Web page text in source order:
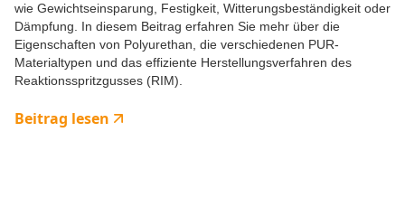
wie Gewichtseinsparung, Festigkeit, Witterungsbeständigkeit oder
Dämpfung. In diesem Beitrag erfahren Sie mehr über die
Eigenschaften von Polyurethan, die verschiedenen PUR-
Materialtypen und das effiziente Herstellungsverfahren des
Reaktionsspritzgusses (RIM).
Beitrag lesen